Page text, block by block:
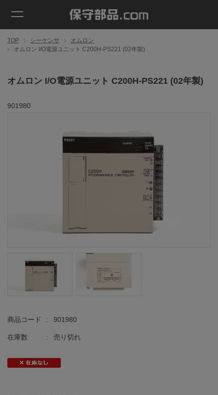
TOP シーケンサ
オムロン
オムロン I/O電源ユニット C200H-PS221 (02年製)
オムロン I/O電源ユニット C200H-PS221 (02年製)
901980
商品コード : 901980
在庫数 : 売り切れ